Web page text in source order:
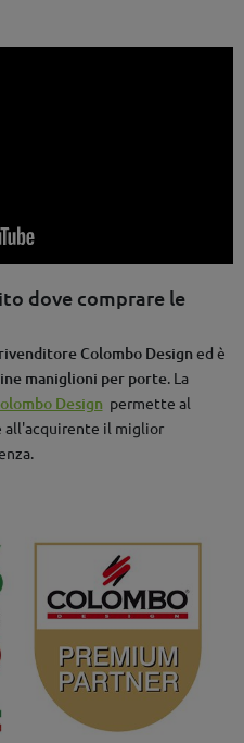
dove comprare le
rivenditore Colombo Design ed è
maniglioni per porte. La
Design permette al
all'acquirente il miglior